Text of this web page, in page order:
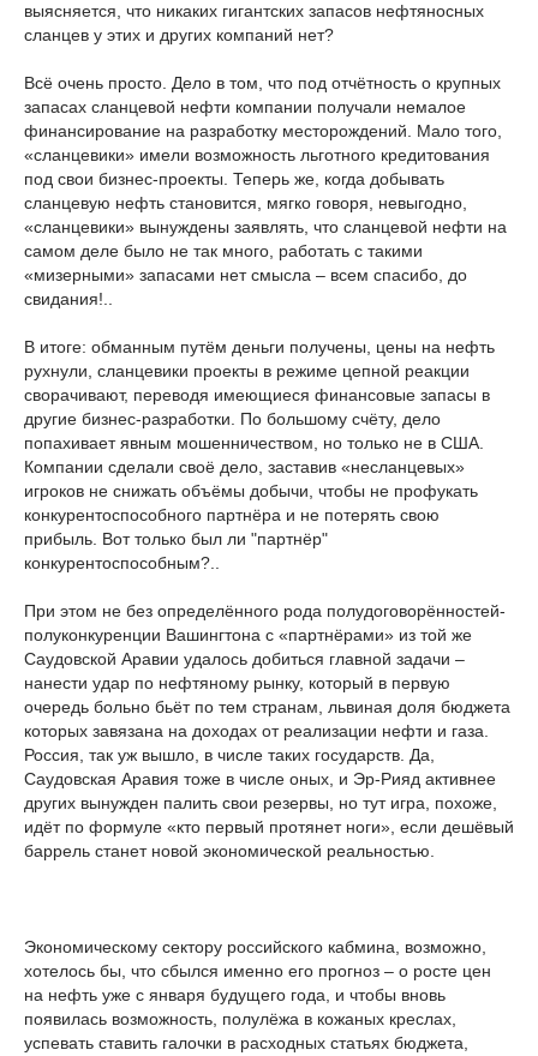
выясняется, что никаких гигантских запасов нефтяносных
сланцев у этих и других компаний нет?
Всё очень просто. Дело в том, что под отчётность о крупных
запасах сланцевой нефти компании получали немалое
финансирование на разработку месторождений. Мало того,
«сланцевики» имели возможность льготного кредитования
под свои бизнес-проекты. Теперь же, когда добывать
сланцевую нефть становится, мягко говоря, невыгодно,
«сланцевики» вынуждены заявлять, что сланцевой нефти на
самом деле было не так много, работать с такими
«мизерными» запасами нет смысла – всем спасибо, до
свидания!..
В итоге: обманным путём деньги получены, цены на нефть
рухнули, сланцевики проекты в режиме цепной реакции
сворачивают, переводя имеющиеся финансовые запасы в
другие бизнес-разработки. По большому счёту, дело
попахивает явным мошенничеством, но только не в США.
Компании сделали своё дело, заставив «несланцевых»
игроков не снижать объёмы добычи, чтобы не профукать
конкурентоспособного партнёра и не потерять свою
прибыль. Вот только был ли "партнёр"
конкурентоспособным?..
При этом не без определённого рода полудоговорённостей-
полуконкуренции Вашингтона с «партнёрами» из той же
Саудовской Аравии удалось добиться главной задачи –
нанести удар по нефтяному рынку, который в первую
очередь больно бьёт по тем странам, львиная доля бюджета
которых завязана на доходах от реализации нефти и газа.
Россия, так уж вышло, в числе таких государств. Да,
Саудовская Аравия тоже в числе оных, и Эр-Рияд активнее
других вынужден палить свои резервы, но тут игра, похоже,
идёт по формуле «кто первый протянет ноги», если дешёвый
баррель станет новой экономической реальностью.
Экономическому сектору российского кабмина, возможно,
хотелось бы, что сбылся именно его прогноз – о росте цен
на нефть уже с января будущего года, и чтобы вновь
появилась возможность, полулёжа в кожаных креслах,
успевать ставить галочки в расходных статьях бюджета,